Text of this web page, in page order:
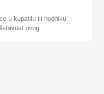
u kupatilu ili hodniku
ovog